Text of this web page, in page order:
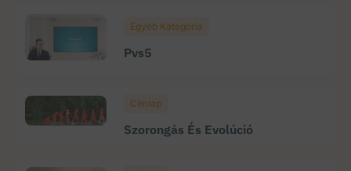
Egyéb Kategória
Pvs5
Címlap
Szorongás És Evolúció